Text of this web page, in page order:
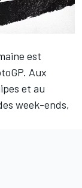
est
Aux
et au
week-ends,